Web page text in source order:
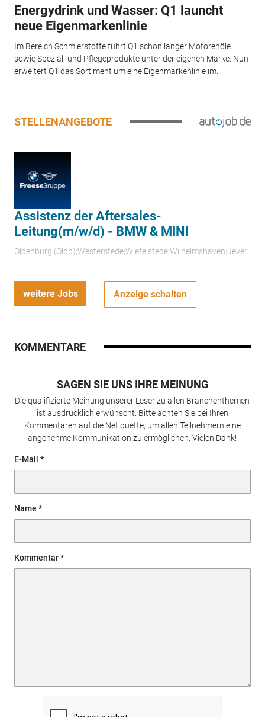
Energydrink und Wasser: Q1 launcht
neue Eigenmarkenlinie
Im Bereich Schmierstoffe führt Q1 schon länger Motorenöle
sowie Spezial- und Pflegeprodukte unter der eigenen Marke. Nun
erweitert Q1 das Sortiment um eine Eigenmarkenlinie im...
STELLENANGEBOTE
Assistenz der Aftersales-
Leitung(m/w/d) - BMW & MINI
Oldenburg (Oldb);Westerstede;Wiefelstede;Wilhelmshaven;Jever
weitere Jobs Anzeige schalten
KOMMENTARE
SAGEN SIE UNS IHRE MEINUNG
Die qualifizierte Meinung unserer Leser zu allen Branchenthemen
ist ausdrücklich erwünscht. Bitte achten Sie bei Ihren
Kommentaren auf die Netiquette, um allen Teilnehmern eine
angenehme Kommunikation zu ermöglichen. Vielen Dank!
E-Mail
Name
Kommentar